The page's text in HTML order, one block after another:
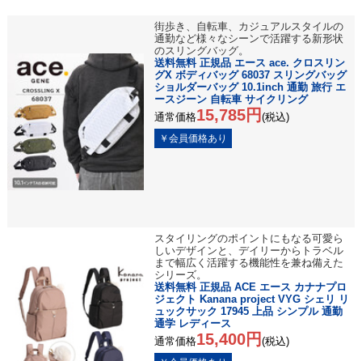
街歩き、自転車、カジュアルスタイルの
通勤など様々なシーンで活躍する新形状
のスリングバッグ。
送料無料 正規品 エース ace. クロスリン
グX ボディバッグ 68037 スリングバッグ
ショルダーバッグ 10.1inch 通勤 旅行 エ
ースジーン 自転車 サイクリング
通常価格15,785円 (税込)
スタイリングのポイントにもなる可愛ら
しいデザインと、デイリーからトラベル
まで幅広く活躍する機能性を兼ね備えた
シリーズ。
送料無料 正規品 ACE エース カナナプロ
ジェクト Kanana project VYG シェリ リ
ュックサック 17945 上品 シンプル 通勤
通学 レディース
通常価格15,400円 (税込)